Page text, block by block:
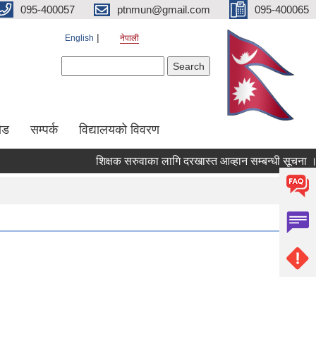
095-400057 ptnmun@gmail.com 095-400065
English नेपाली
सम्पर्क विद्यालयको विवरण
शिक्षक सरुवाका लागि दरखास्त आव्हान सम्बन्धी सूचना ।